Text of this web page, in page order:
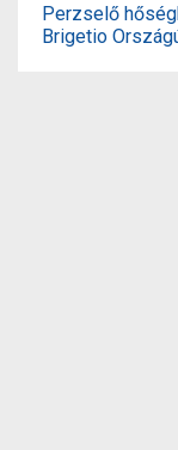
Perzselő
Brigetio